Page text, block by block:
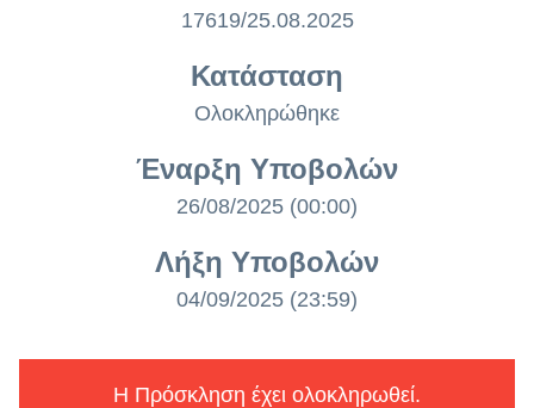
17619/25.08.2025
Κατάσταση
Ολοκληρώθηκε
Έναρξη Υποβολών
26/08/2025 (00:00)
Λήξη Υποβολών
04/09/2025 (23:59)
Η Πρόσκληση έχει ολοκληρωθεί.